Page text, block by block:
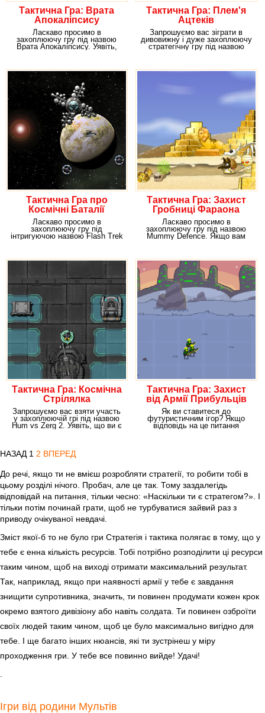
Тактична Гра: Врата
Апокаліпсису
Ласкаво просимо в
захоплюючу гру під назвою
Врата Апокаліпсису. Уявіть,
Тактична Гра: Плем'я
Ацтеків
Запрошуємо вас зіграти в
дивовижну і дуже захоплюючу
стратегічну гру під назвою
Тактична Гра про
Космічні Баталії
Ласкаво просимо в
захоплюючу гру під
інтригуючою назвою Flash Trek
Тактична Гра: Захист
Гробниці Фараона
Ласкаво просимо в
захоплюючу гру під назвою
Mummy Defence. Якщо вам
Тактична Гра: Космічна
Стрілялка
Запрошуємо вас взяти участь
у захоплюючій грі під назвою
Hum vs Zerg 2. Уявіть, що ви є
Тактична Гра: Захист
від Армії Прибульців
Як ви ставитеся до
футуристичним ігор? Якщо
відповідь на це питання
НАЗАД 1 2 ВПЕРЕД
До речі, якщо ти не вмієш розробляти стратегії, то робити тобі в
цьому розділі нічого. Пробач, але це так. Тому заздалегідь
відповідай на питання, тільки чесно: «Наскільки ти є стратегом?». І
тільки потім починай грати, щоб не турбуватися зайвий раз з
приводу очікуваної невдачі.
Зміст якої-б то не було гри Стратегія і тактика полягає в тому, що у
тебе є енна кількість ресурсів. Тобі потрібно розподілити ці ресурси
таким чином, щоб на виході отримати максимальний результат.
Так, наприклад, якщо при наявності армії у тебе є завдання
знищити супротивника, значить, ти повинен продумати кожен крок
окремо взятого дивізіону або навіть солдата. Ти повинен озброїти
своїх людей таким чином, щоб це було максимально вигідно для
тебе. І ще багато інших нюансів, які ти зустрінеш у міру
проходження гри. У тебе все повинно вийде! Удачі!
Ігри від родини Мультів